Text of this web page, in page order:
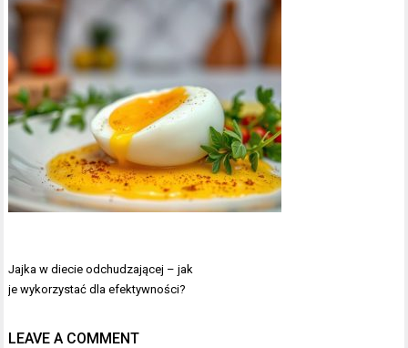
Nawigacja
wpisu
Jajka w diecie odchudzającej – jak
je wykorzystać dla efektywności?
LEAVE A COMMENT